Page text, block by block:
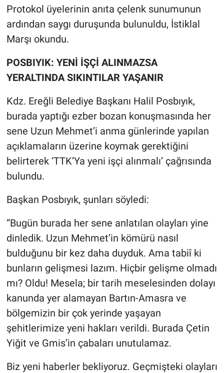
Protokol üyelerinin anıta çelenk sunumunun
ardından saygı duruşunda bulunuldu, İstiklal
Marşı okundu.
POSBIYIK: YENİ İŞÇİ ALINMAZSA
YERALTINDA SIKINTILAR YAŞANIR
Kdz. Ereğli Belediye Başkanı Halil Posbıyık,
burada yaptığı ezber bozan konuşmasında her
sene Uzun Mehmet’i anma günlerinde yapılan
açıklamaların üzerine koymak gerektiğini
belirterek ‘TTK’Ya yeni işçi alınmalı’ çağrısında
bulundu.
Başkan Posbıyık, şunları söyledi:
“Bugün burada her sene anlatılan olayları yine
dinledik. Uzun Mehmet’in kömürü nasıl
bulduğunu bir kez daha duyduk. Ama tabiî ki
bunların gelişmesi lazım. Hiçbir gelişme olmadı
mı? Oldu! Mesela; bir tarih meselesinden dolayı
kanunda yer alamayan Bartın-Amasra ve
bölgemizin bir çok yerinde yaşayan
şehitlerimize yeni hakları verildi. Burada Çetin
Yiğit ve Gmis’in çabaları unutulamaz.
Biz yeni haberler bekliyoruz. Geçmişteki olayları